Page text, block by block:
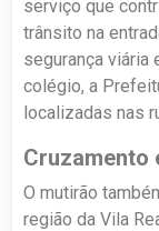
serviço que
trânsito na
segurança viária
colégio, a
localizadas nas
Cruzamento
O mutirão
região da Vila